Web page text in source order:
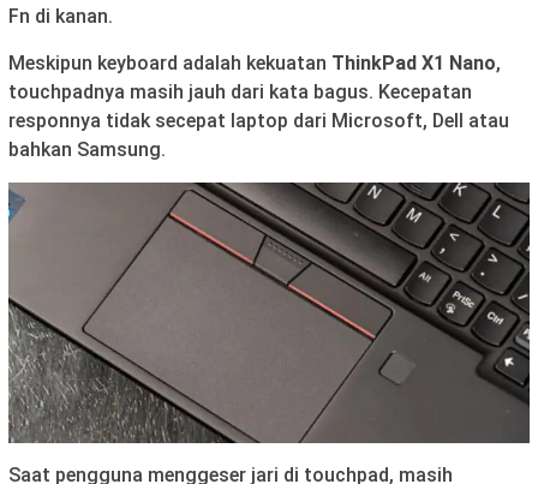
Fn di kanan.
Meskipun keyboard adalah kekuatan ThinkPad X1 Nano,
touchpadnya masih jauh dari kata bagus. Kecepatan
responnya tidak secepat laptop dari Microsoft, Dell atau
bahkan Samsung.
Saat pengguna menggeser jari di touchpad, masih